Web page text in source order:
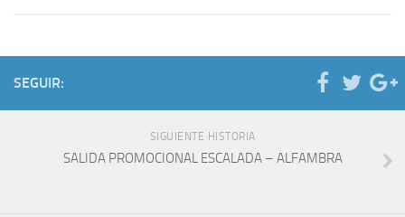
SEGUIR:
SIGUIENTE HISTORIA
SALIDA PROMOCIONAL ESCALADA – ALFAMBRA